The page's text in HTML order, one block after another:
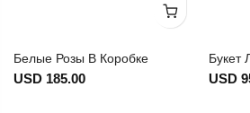
Белые Розы В Коробке
USD 185.00
Букет
USD